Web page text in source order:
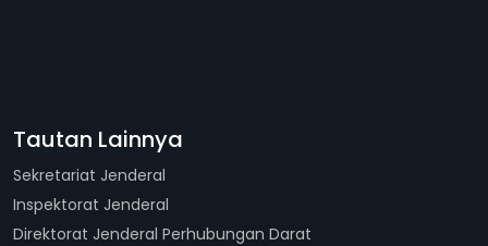
Tautan Lainnya
Sekretariat Jenderal
Inspektorat Jenderal
Direktorat Jenderal Perhubungan Darat